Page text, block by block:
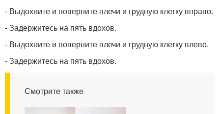
- Выдохните и поверните плечи и грудную клетку вправо.
- Задержитесь на пять вдохов.
- Выдохните и поверните плечи и грудную клетку влево.
- Задержитесь на пять вдохов.
Смотрите также